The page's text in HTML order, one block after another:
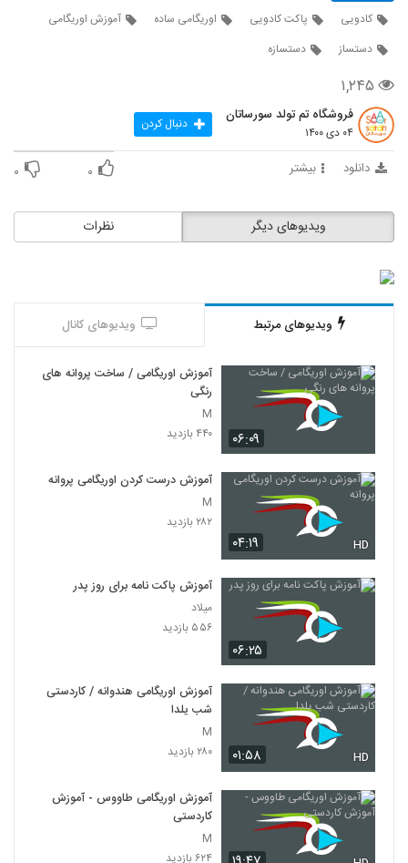
کادویی
پاکت کادویی اوریگامی ساده
آموزش اوریگامی
دستساز
دستسازه
۱,۲۴۵
فروشگاه تم تولد سورساتان
۰۴ دی ۱۴۰۰ دنبال کردن
دانلود بیشتر ۰ ۰
نظرات ویدیوهای دیگر
ویدیوهای مرتبط ویدیوهای کانال
۰۶:۰۹
آموزش اوریگامی / ساخت پروانه های
رنگی
M
۴۴۰ بازدید
۰۴:۱۹ HD
آموزش درست کردن اوریگامی پروانه
M
۲۸۲ بازدید
۰۶:۲۵
آموزش پاکت نامه برای روز پدر
میلاد
۵۵۶ بازدید
۰۱:۵۸ HD
آموزش اوریگامی هندوانه / کاردستی
شب یلدا
M
۲۸۰ بازدید
آموزش اوریگامی طاووس - آموزش
کاردستی
M
۶۲۴ بازدید